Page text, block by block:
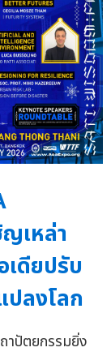
เหล่า
เดียปรับ
ปลงโลก
าปัตยกรรมยิ่ง